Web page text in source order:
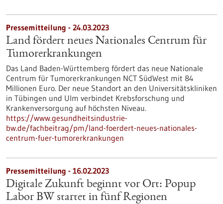
Pressemitteilung - 24.03.2023
Land fördert neues Nationales Centrum für
Tumorerkrankungen
Das Land Baden-Württemberg fördert das neue Nationale
Centrum für Tumorerkrankungen NCT SüdWest mit 84
Millionen Euro. Der neue Standort an den Universitätskliniken
in Tübingen und Ulm verbindet Krebsforschung und
Krankenversorgung auf höchsten Niveau.
https://www.gesundheitsindustrie-
bw.de/fachbeitrag/pm/land-foerdert-neues-nationales-
centrum-fuer-tumorerkrankungen
Pressemitteilung - 16.02.2023
Digitale Zukunft beginnt vor Ort: Popup
Labor BW startet in fünf Regionen